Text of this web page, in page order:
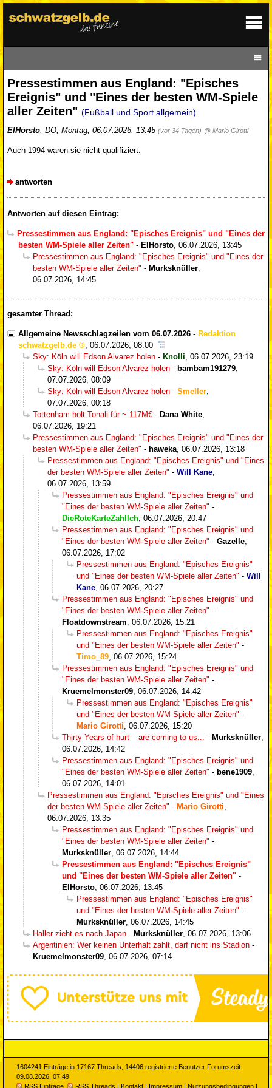
Pressestimmen aus England: "Episches
Ereignis" und "Eines der besten WM-Spiele
aller Zeiten" (Fußball und Sport allgemein)
ElHorsto, DO, Montag, 06.07.2026, 13:45 (vor 34 Tagen) @ Mario Girotti
Auch 1994 waren sie nicht qualifiziert.
antworten
Antworten auf diesen Eintrag:
Pressestimmen aus England: "Episches Ereignis" und "Eines der
besten WM-Spiele aller Zeiten" - ElHorsto, 06.07.2026, 13:45
Pressestimmen aus England: "Episches Ereignis" und "Eines der
besten WM-Spiele aller Zeiten" - Murksknüller,
06.07.2026, 14:45
gesamter Thread:
Allgemeine Newsschlagzeilen vom 06.07.2026 - Redaktion
schwatzgelb.de
06.07.2026, 08:00
Sky: Köln will Edson Alvarez holen - Knolli 06.07.2026, 23:19
Sky: Köln will Edson Alvarez holen - bambam191279
07.07.2026, 08:09
Sky: Köln will Edson Alvarez holen - Smeller
07.07.2026, 00:18
Tottenham holt Tonali für ~ 117M€ - Dana White
06.07.2026, 19:21
Pressestimmen aus England: "Episches Ereignis" und "Eines der
besten WM-Spiele aller Zeiten" - haweka 06.07.2026, 13:18
Pressestimmen aus England: "Episches Ereignis" und "Eines
der besten WM-Spiele aller Zeiten" - Will Kane
06.07.2026, 13:59
Pressestimmen aus England: "Episches Ereignis" und
"Eines der besten WM-Spiele aller Zeiten" -
DieRoteKarteZahlIch 06.07.2026, 20:47
Pressestimmen aus England: "Episches Ereignis" und
"Eines der besten WM-Spiele aller Zeiten" - Gazelle
06.07.2026, 17:02
Pressestimmen aus England: "Episches Ereignis"
und "Eines der besten WM-Spiele aller Zeiten" - Will
Kane 06.07.2026, 20:27
Pressestimmen aus England: "Episches Ereignis" und
"Eines der besten WM-Spiele aller Zeiten" -
Floatdownstream 06.07.2026, 15:21
Pressestimmen aus England: "Episches Ereignis"
und "Eines der besten WM-Spiele aller Zeiten" -
Timo_89 06.07.2026, 15:24
Pressestimmen aus England: "Episches Ereignis" und
"Eines der besten WM-Spiele aller Zeiten" -
Kruemelmonster09 06.07.2026, 14:42
Pressestimmen aus England: "Episches Ereignis"
und "Eines der besten WM-Spiele aller Zeiten" -
Mario Girotti 06.07.2026, 15:20
Thirty Years of hurt – are coming to us...
- Murksknüller
06.07.2026, 14:42
Pressestimmen aus England: "Episches Ereignis" und
"Eines der besten WM-Spiele aller Zeiten" - bene1909
06.07.2026, 14:01
Pressestimmen aus England: "Episches Ereignis" und "Eines
der besten WM-Spiele aller Zeiten" - Mario Girotti
06.07.2026, 13:35
Pressestimmen aus England: "Episches Ereignis" und
"Eines der besten WM-Spiele aller Zeiten" -
Murksknüller 06.07.2026, 14:44
Pressestimmen aus England: "Episches Ereignis"
und "Eines der besten WM-Spiele aller Zeiten" -
ElHorsto 06.07.2026, 13:45
Pressestimmen aus England: "Episches Ereignis"
und "Eines der besten WM-Spiele aller Zeiten" -
Murksknüller 06.07.2026, 14:45
Haller zieht es nach Japan - Murksknüller 06.07.2026, 13:06
Argentinien: Wer keinen Unterhalt zahlt, darf nicht ins Stadion -
Kruemelmonster09 06.07.2026, 07:14
1604241 Einträge in 17167 Threads, 14406 registrierte Benutzer Forumszeit:
09.08.2026, 07:49
RSS Einträge
RSS Threads Kontakt Impressum Nutzungsbedingungen